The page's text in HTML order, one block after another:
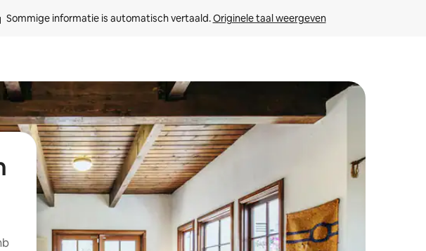
Sommige informatie is automatisch vertaald. Originele taal weergeven